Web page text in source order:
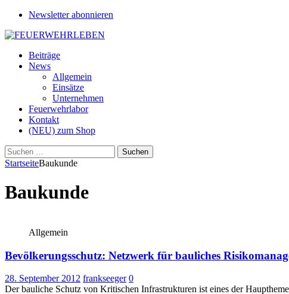
Newsletter abonnieren
Beiträge
News
Allgemein
Einsätze
Unternehmen
Feuerwehrlabor
Kontakt
(NEU) zum Shop
Suchen
nach:
StartseiteBaukunde
Baukunde
Allgemein
Bevölkerungsschutz: Netzwerk für bauliches
28. September 2012 frankseeger 0
Der bauliche Schutz von Kritischen Infrastrukturen ist eines der